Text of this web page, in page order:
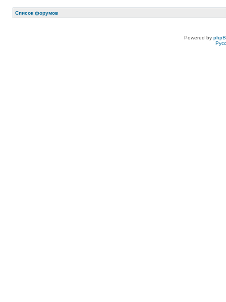
Список форумов
Powered by